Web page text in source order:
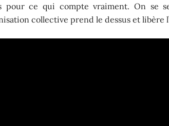
pour ce qui compte vraiment. On se
collective prend le dessus et libère